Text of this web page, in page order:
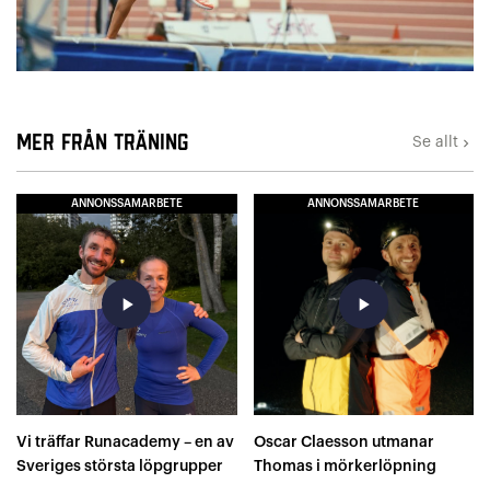
Mer från Träning Se allt keyboard_arrow_right
ANNONSSAMARBETE
play_arrow
Vi träffar Runacademy – en av
Sveriges största löpgrupper
ANNONSSAMARBETE
play_arrow
Oscar Claesson utmanar
Thomas i mörkerlöpning